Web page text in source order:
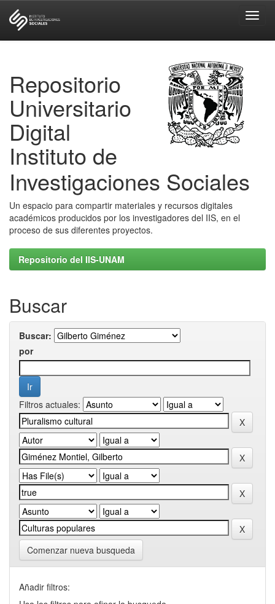
Repositorio
Universitario
Digital
Instituto de
Investigaciones Sociales
Un espacio para compartir materiales y recursos digitales
académicos producidos por los investigadores del IIS, en el
proceso de sus diferentes proyectos.
Repositorio del IIS-UNAM
Buscar
Buscar:
por
Filtros actuales:
Comenzar nueva busqueda
Añadir filtros: